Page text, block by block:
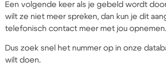
Een volgende keer als je gebeld wordt
wilt ze niet meer spreken, dan kun je dit
telefonisch contact meer met jou opnemen.
Dus zoek snel het nummer op in onze
wilt doen.